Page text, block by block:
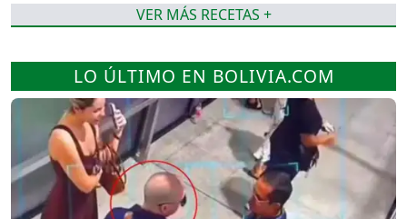
VER MÁS RECETAS +
LO ÚLTIMO EN BOLIVIA.COM